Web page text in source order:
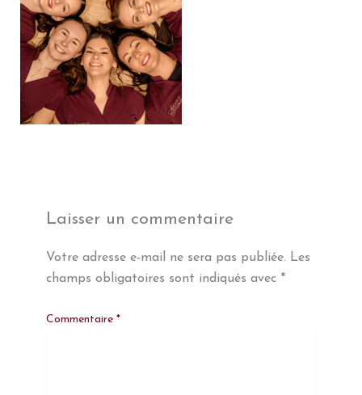
Laisser un commentaire
Votre adresse e-mail ne sera pas publiée. Les
champs obligatoires sont indiqués avec *
Commentaire *